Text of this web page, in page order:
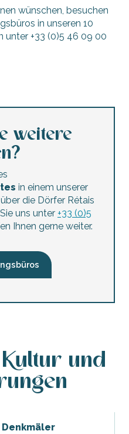
wünschen, besuchen
in unseren 10
unter +33 (0)5 46 09 00
Marie Blandin
– Rubén H
weitere
in einem unserer
die Dörfer Rétais
uns unter +33 (0)5
Ihnen gerne weiter.
und
Denkmäler